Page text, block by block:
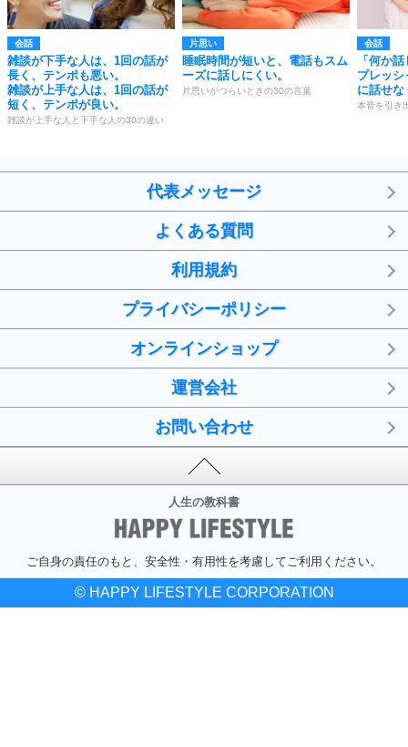
会話
雑談が下手な人は、1回の話が
長く、テンポも悪い。
雑談が上手な人は、1回の話が
短く、テンポが良い。
雑談が上手な人と下手な人の30の違い
片思い
睡眠時間が短いと、電話もスム
ーズに話しにくい。
片思いがつらいときの30の言葉
会話
「何か
プレッ
に話せな
本音を引き
代表メッセージ
よくある質問
利用規約
プライバシーポリシー
オンラインショップ
運営会社
お問い合わせ
人生の教科書
ご自身の責任のもと、安全性・有用性を考慮してご利用ください。
© HAPPY LIFESTYLE CORPORATION